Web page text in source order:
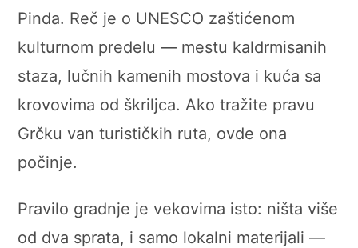
Pinda. Reč je o UNESCO zaštićenom
kulturnom predelu — mestu kaldrmisanih
staza, lučnih kamenih mostova i kuća sa
krovovima od škriljca. Ako tražite pravu
Grčku van turističkih ruta, ovde ona
počinje.
Pravilo gradnje je vekovima isto: ništa više
od dva sprata, i samo lokalni materijali —